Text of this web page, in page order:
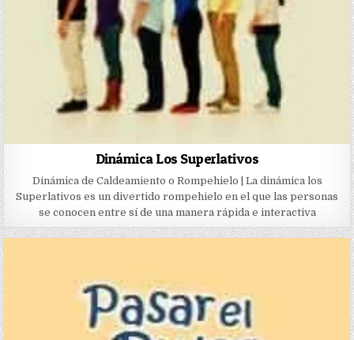
Dinámica Los Superlativos
Dinámica de Caldeamiento o Rompehielo | La dinámica los
Superlativos es un divertido rompehielo en el que las personas
se conocen entre sí de una manera rápida e interactiva